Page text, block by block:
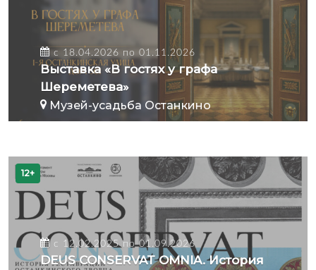
с 18.04.2026 по 01.11.2026
Выставка «В гостях у графа
Шереметева»
Музей-усадьба Останкино
12+
с 12.02.2025 по 01.09.2026
DEUS CONSERVAT OMNIA. История